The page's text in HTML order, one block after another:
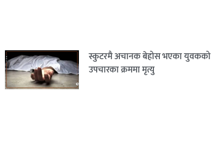
स्कुटरमै अचानक बेहोस भएका युवकको
उपचारका क्रममा मृत्यु